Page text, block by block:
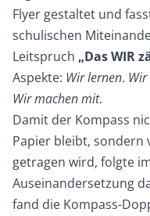
Flyer gestaltet und
schulischen
Leitspruch „Das WIR
Aspekte: Wir lernen.
Wir machen mit.
Damit der Kompass
Papier bleibt, sondern
getragen wird, folgte
Auseinandersetzung
fand die Kompass-